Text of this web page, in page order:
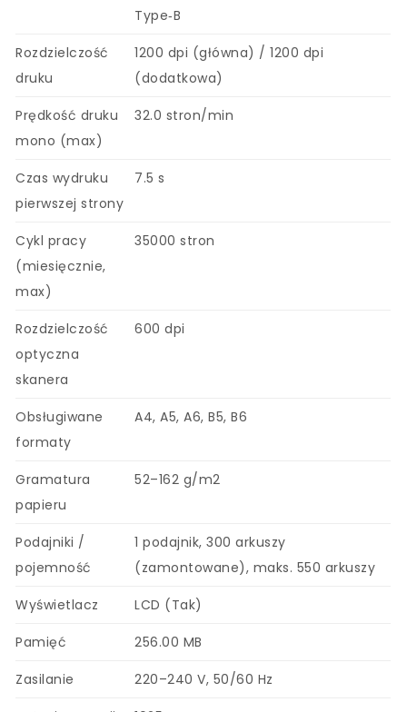
Type‑B
Rozdzielczość
druku
1200 dpi (główna) / 1200 dpi
(dodatkowa)
Prędkość druku
mono (max)
32.0 stron/min
Czas wydruku
pierwszej strony
7.5 s
Cykl pracy
(miesięcznie,
max)
35000 stron
Rozdzielczość
optyczna
skanera
600 dpi
Obsługiwane
formaty
A4, A5, A6, B5, B6
Gramatura
papieru
52–162 g/m2
Podajniki /
pojemność
1 podajnik, 300 arkuszy
(zamontowane), maks. 550 arkuszy
Wyświetlacz LCD (Tak)
Pamięć 256.00 MB
Zasilanie 220–240 V, 50/60 Hz